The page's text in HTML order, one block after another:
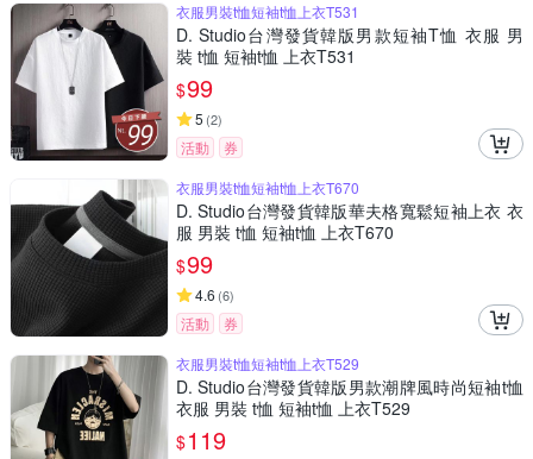
衣服男裝t恤短袖t恤上衣T531
D. Studio台灣發貨韓版男款短袖T恤 衣服 男
裝 t恤 短袖t恤 上衣T531
$99
5 (2)
活動
券
衣服男裝t恤短袖t恤上衣T670
D. Studio台灣發貨韓版華夫格寬鬆短袖上衣 衣
服 男裝 t恤 短袖t恤 上衣T670
$99
4.6 (6)
活動
券
衣服男裝t恤短袖t恤上衣T529
D. Studio台灣發貨韓版男款潮牌風時尚短袖t恤
衣服 男裝 t恤 短袖t恤 上衣T529
$119